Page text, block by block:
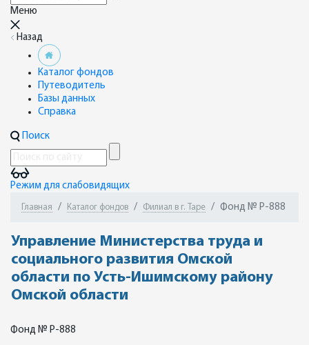
Меню
Назад
Каталог фондов
Путеводитель
Базы данных
Справка
Поиск
Режим для слабовидящих
Главная Каталог фондов Филиал в г. Таре Фонд № Р-888
Управление Министерства труда и
социального развития Омской
области по Усть-Ишимскому району
Омской области
Фонд № Р-888